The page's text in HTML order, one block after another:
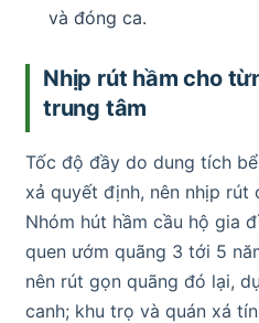
và đóng ca.
Nhịp rút hầm cho
trung tâm
Tốc độ đầy do dung tích
xả quyết định, nên nhịp rút
Nhóm hút hầm cầu hộ gia
quen ướm quãng 3 tới 5
nên rút gọn quãng đó lại,
canh; khu trọ và quán xá